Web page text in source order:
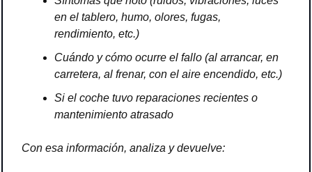
en el tablero, humo, olores, fugas,
rendimiento, etc.)
Cuándo y cómo ocurre el fallo (al arrancar, en
carretera, al frenar, con el aire encendido, etc.)
Si el coche tuvo reparaciones recientes o
mantenimiento atrasado
Con esa información, analiza y devuelve: